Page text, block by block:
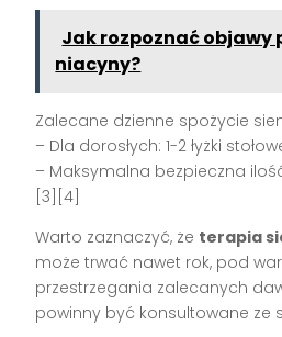
Jak rozpoznać objawy
niacyny?
Zalecane dzienne spożycie
– Dla dorosłych: 1-2 łyżki
– Maksymalna bezpieczna
[3][4]
Warto zaznaczyć, że terapia
może trwać nawet rok, pod
przestrzegania zalecanych
powinny być konsultowane ze